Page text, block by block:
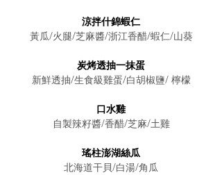
涼拌什錦蝦仁
黃瓜/火腿/芝麻醬/浙江香醋/蝦仁/山葵
炭烤透抽一抹蛋
新鮮透抽/生食級雞蛋/白胡椒鹽/ 檸檬
口水雞
自製辣籽醬/香醋/芝麻/土雞
瑤柱澎湖絲瓜
北海道干貝/白湯/角瓜